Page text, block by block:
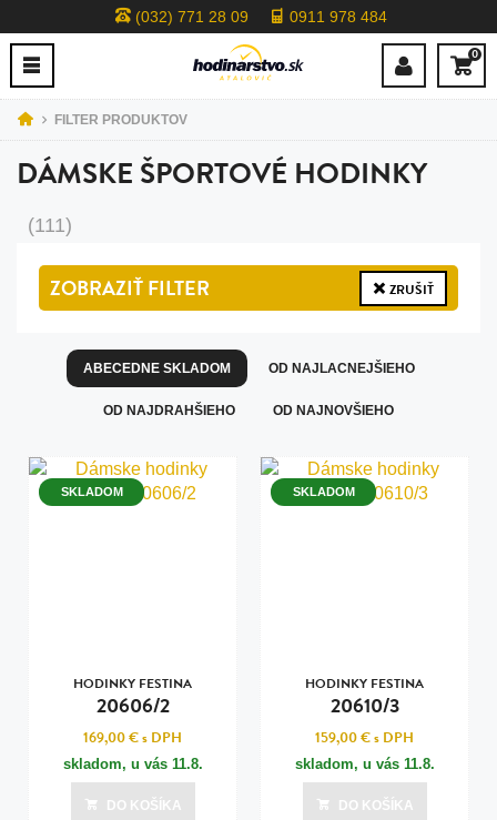
(032) 771 28 09 0911 978 484
0
FILTER PRODUKTOV
DÁMSKE ŠPORTOVÉ HODINKY
(111)
ZOBRAZIŤFILTER ZRUŠIŤ
ABECEDNE SKLADOM OD NAJLACNEJŠIEHO
OD NAJDRAHŠIEHO OD NAJNOVŠIEHO
SKLADOM
HODINKY FESTINA
20606/2
169,00 €s DPH
skladom, u vás 11.8.
DO KOŠÍKA
SKLADOM
HODINKY FESTINA
20610/3
159,00 €s DPH
skladom, u vás 11.8.
DO KOŠÍKA